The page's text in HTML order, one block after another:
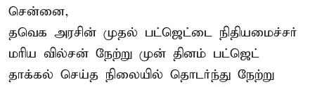
சென்னை,
தவெக அரசின் முதல் பட்ஜெட்டை நிதியமைச்சர்
மரிய வில்சன் நேற்று முன் தினம் பட்ஜெட்
தாக்கல் செய்த நிலையில் தொடர்ந்து நேற்று